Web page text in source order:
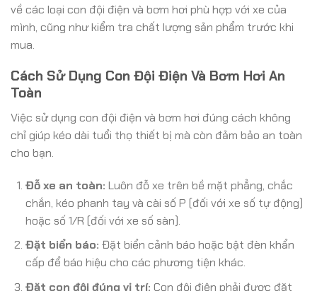
về các loại con đội điện và bơm hơi phù hợp với xe của
mình, cũng như kiểm tra chất lượng sản phẩm trước khi
mua.
Cách Sử Dụng Con Đội Điện Và Bơm Hơi An
Toàn
Việc sử dụng con đội điện và bơm hơi đúng cách không
chỉ giúp kéo dài tuổi thọ thiết bị mà còn đảm bảo an toàn
cho bạn.
Đỗ xe an toàn: Luôn đỗ xe trên bề mặt phẳng, chắc
chắn, kéo phanh tay và cài số P (đối với xe số tự động)
hoặc số 1/R (đối với xe số sàn).
Đặt biển báo: Đặt biển cảnh báo hoặc bật đèn khẩn
cấp để báo hiệu cho các phương tiện khác.
Đặt con đội đúng vị trí: Con đội điện phải được đặt